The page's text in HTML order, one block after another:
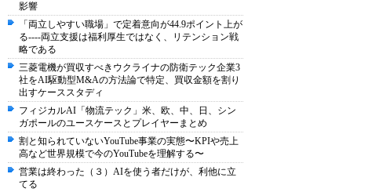
影響
「両立しやすい職場」で定着意向が44.9ポイント上が
る----両立支援は福利厚生ではなく、リテンション戦
略である
三菱電機が買収すべきウクライナの防衛テック企業3
社をAI駆動型M&Aの方法論で特定、買収金額を割り
出すケーススタディ
フィジカルAI「物流テック」米、欧、中、日、シン
ガポールのユースケースとプレイヤーまとめ
割と知られていないYouTube事業の実態〜KPIや売上
高など世界規模で今のYouTubeを理解する〜
営業は終わった（３）AIを使う者だけが、利他に立
てる